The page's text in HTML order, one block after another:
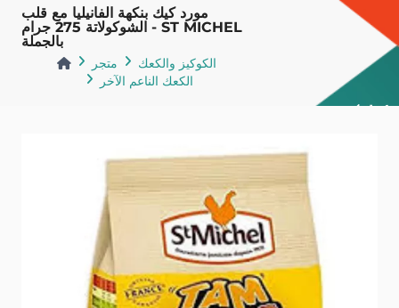
مورد كيك بنكهة الفانيليا مع قلب
الشوكولاتة 275 جرام - ST MICHEL
بالجملة
متجر
الكوكيز والكعك
الكعك الناعم الآخر
عودة